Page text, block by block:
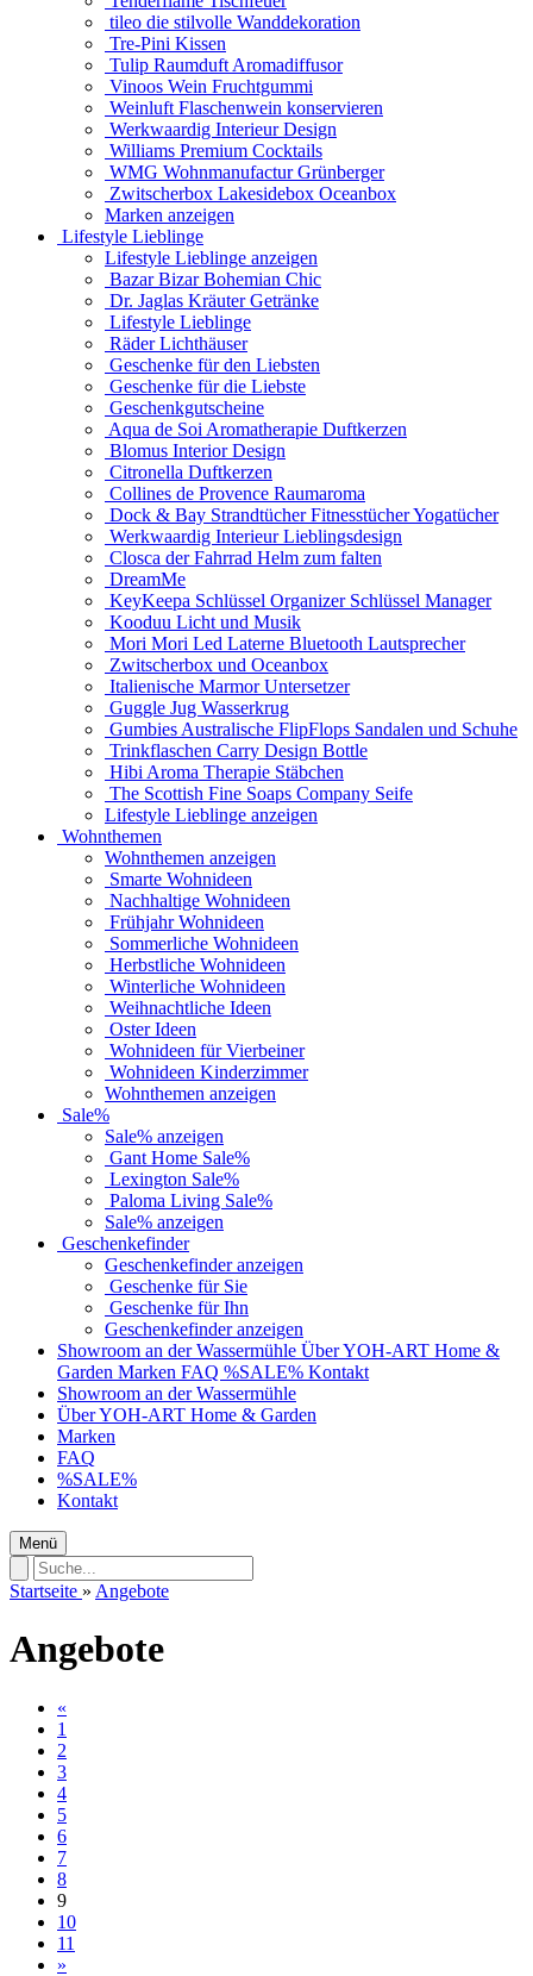
tileo die stilvolle Wanddekoration
Tre-Pini Kissen
Tulip Raumduft Aromadiffusor
Vinoos Wein Fruchtgummi
Weinluft Flaschenwein konservieren
Werkwaardig Interieur Design
Williams Premium Cocktails
WMG Wohnmanufactur Grünberger
Zwitscherbox Lakesidebox Oceanbox
Marken anzeigen
Lifestyle Lieblinge
Lifestyle Lieblinge anzeigen
Bazar Bizar Bohemian Chic
Dr. Jaglas Kräuter Getränke
Lifestyle Lieblinge
Räder Lichthäuser
Geschenke für den Liebsten
Geschenke für die Liebste
Geschenkgutscheine
Aqua de Soi Aromatherapie Duftkerzen
Blomus Interior Design
Citronella Duftkerzen
Collines de Provence Raumaroma
Dock & Bay Strandtücher Fitnesstücher Yogatücher
Werkwaardig Interieur Lieblingsdesign
Closca der Fahrrad Helm zum falten
DreamMe
KeyKeepa Schlüssel Organizer Schlüssel Manager
Kooduu Licht und Musik
Mori Mori Led Laterne Bluetooth Lautsprecher
Zwitscherbox und Oceanbox
Italienische Marmor Untersetzer
Guggle Jug Wasserkrug
Gumbies Australische FlipFlops Sandalen und Schuhe
Trinkflaschen Carry Design Bottle
Hibi Aroma Therapie Stäbchen
The Scottish Fine Soaps Company Seife
Lifestyle Lieblinge anzeigen
Wohnthemen
Wohnthemen anzeigen
Smarte Wohnideen
Nachhaltige Wohnideen
Frühjahr Wohnideen
Sommerliche Wohnideen
Herbstliche Wohnideen
Winterliche Wohnideen
Weihnachtliche Ideen
Oster Ideen
Wohnideen für Vierbeiner
Wohnideen Kinderzimmer
Wohnthemen anzeigen
Sale%
Sale% anzeigen
Gant Home Sale%
Lexington Sale%
Paloma Living Sale%
Sale% anzeigen
Geschenkefinder
Geschenkefinder anzeigen
Geschenke für Sie
Geschenke für Ihn
Geschenkefinder anzeigen
Showroom an der Wassermühle Über YOH-ART Home &
Garden Marken FAQ %SALE% Kontakt
Showroom an der Wassermühle
Über YOH-ART Home & Garden
Marken
FAQ
%SALE%
Kontakt
Menü
Startseite » Angebote
Angebote
«
1
2
3
4
5
6
7
8
9
10
11
»